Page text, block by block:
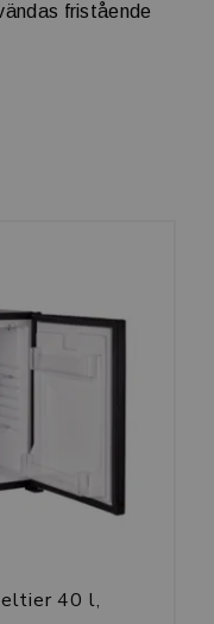
fristående
40 l,